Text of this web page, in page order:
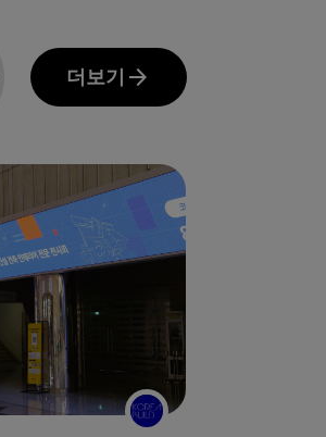
더보기 arrow_forward